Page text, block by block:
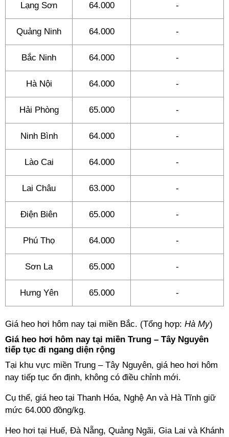
Lạng Sơn 64.000 -
Quảng Ninh 64.000 -
Bắc Ninh 64.000 -
Hà Nội 64.000 -
Hải Phòng 65.000 -
Ninh Bình 64.000 -
Lào Cai 64.000 -
Lai Châu 63.000 -
Điện Biên 65.000 -
Phú Thọ 64.000 -
Sơn La 65.000 -
Hưng Yên 65.000 -
Giá heo hơi hôm nay tại miền Bắc. (Tổng hợp: Hà My)
Giá heo hơi hôm nay tại miền Trung – Tây Nguyên
tiếp tục đi ngang diện rộng
Tại khu vực miền Trung – Tây Nguyên, giá heo hơi hôm
nay tiếp tục ổn định, không có điều chỉnh mới.
Cụ thể, giá heo tại Thanh Hóa, Nghệ An và Hà Tĩnh giữ
mức 64.000 đồng/kg.
Heo hơi tại Huế, Đà Nẵng, Quảng Ngãi, Gia Lai và Khánh